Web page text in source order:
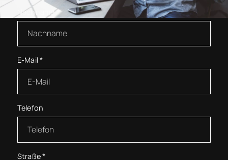
Nachname*
E-Mail*
Telefon
Straße*